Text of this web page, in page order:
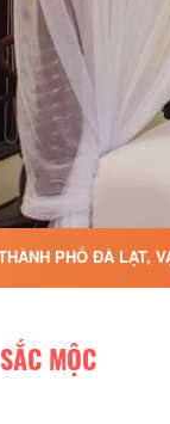
PHỐ ĐÀ LẠT,
SẮC MỘC